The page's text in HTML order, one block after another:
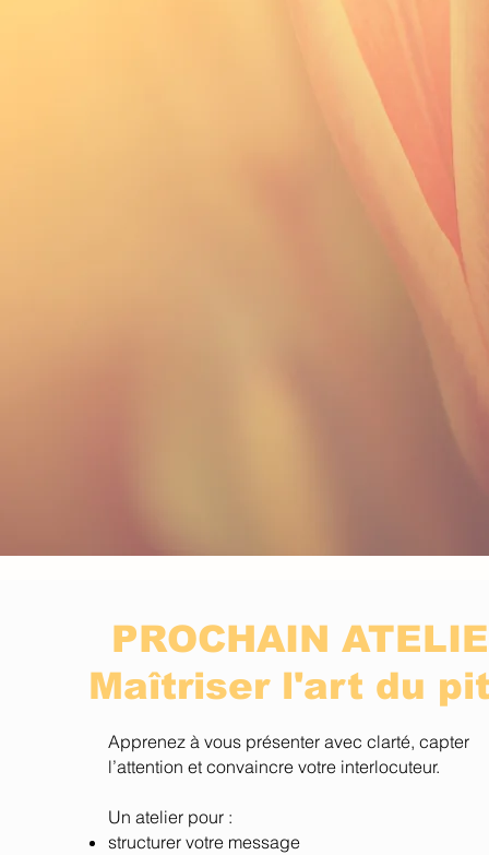
PROCHAIN
Maîtriser l'art du
Apprenez à vous présenter avec clarté, capter
l’attention et convaincre votre interlocuteur.
Un atelier pour :
structurer votre message